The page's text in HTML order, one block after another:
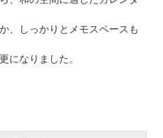
、しっかりとメモスペースも
になりました。